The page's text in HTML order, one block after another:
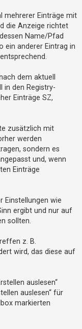
mehrerer Einträge mit
die Anzeige richtet
Name/Pfad
ein anderer Eintrag in
dem aktuell
in den Registry-
Einträge SZ,
zusätzlich mit
werden
sondern es
und, wenn
Einträge
Einstellungen wie
ergibt und nur auf
sollten.
z. B.
wird, das diese auf
auslesen“
auslesen“ für
markierten